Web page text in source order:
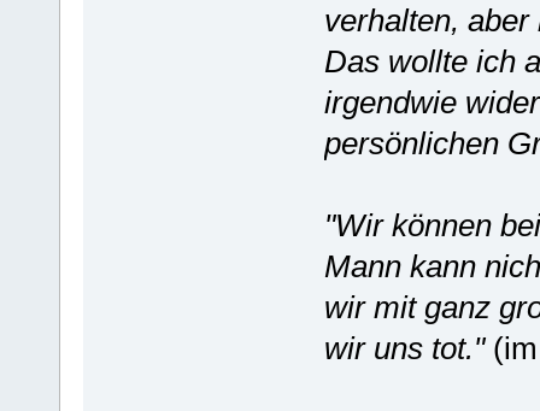
verhalten,
Das wollte ich
irgendwie
persönlichen
"Wir können
Mann kann
wir mit ganz
wir uns tot."